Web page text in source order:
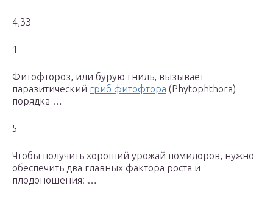
4,33
1
Фитофтороз, или бурую гниль, вызывает
паразитический гриб фитофтора (Phytophthora)
порядка …
5
Чтобы получить хороший урожай помидоров, нужно
обеспечить два главных фактора роста и
плодоношения: …